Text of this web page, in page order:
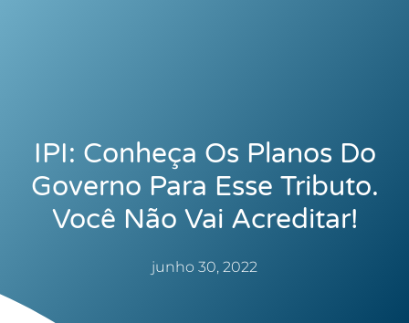
IPI: Conheça Os Planos Do
Governo Para Esse Tributo.
Você Não Vai Acreditar!
junho 30, 2022